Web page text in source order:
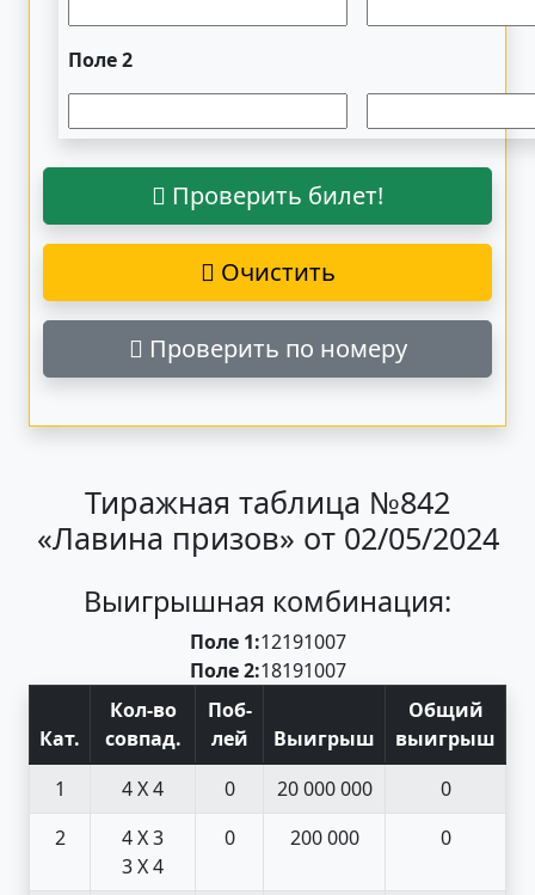
Поле 2
Проверить билет!
Очистить
Проверить по номеру
Тиражная таблица №842
«Лавина призов» от 02/05/2024
Выигрышная комбинация:
Поле 1:12191007
Поле 2:18191007
Кат.
Кол-во
совпад.
Поб-
лей
Выигрыш
Общий
выигрыш
1
4 X 4 0 20 000 000
0
2
4 X 3
3 X 4
0 200 000 0